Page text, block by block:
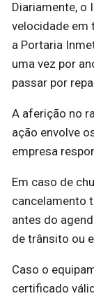
Diariamente, o
velocidade em
a Portaria
uma vez por
passar por
A aferição no
ação envolve
empresa
Em caso de
cancelamento
antes do
de trânsito ou
Caso o
certificado